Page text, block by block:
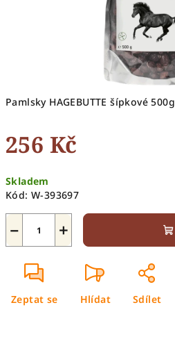
Pamlsky HAGEBUTTE šípkové 500g
256 Kč
cena:
Skladem
Kód: W-393697
+
−
Zeptat se Hlídat Sdílet